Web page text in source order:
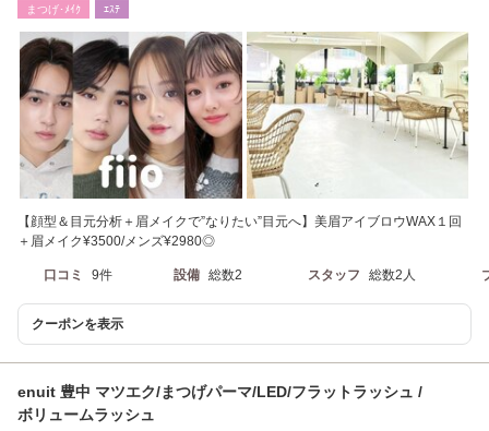
まつげ･ﾒｲｸ ｴｽﾃ
【顔型＆目元分析＋眉メイクで”なりたい”目元へ】美眉アイブロウWAX１回
＋眉メイク¥3500/メンズ¥2980◎
口コミ 9件 設備 総数2 スタッフ 総数2人
クーポンを表示
enuit 豊中 マツエク/まつげパーマ/LED/フラットラッシュ /
ボリュームラッシュ